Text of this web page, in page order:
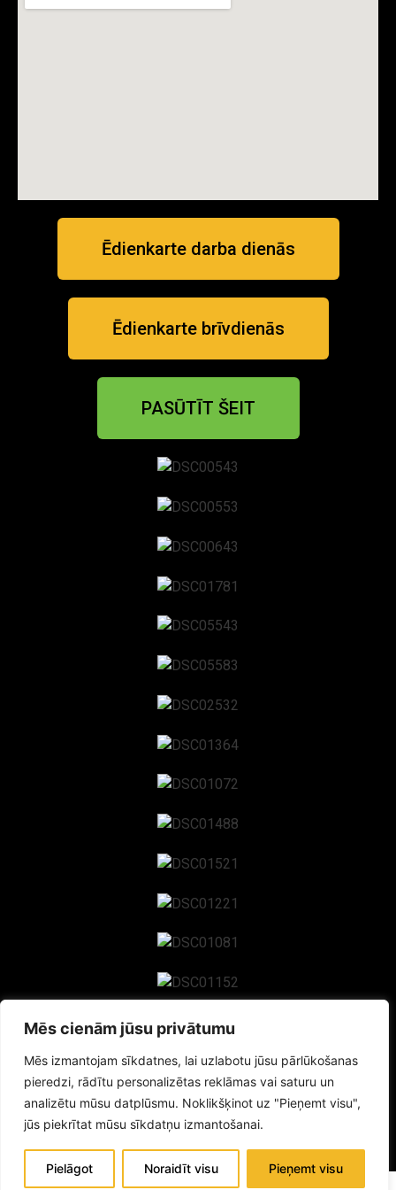
Mēs cienām jūsu privātumu
Mēs izmantojam sīkdatnes, lai uzlabotu jūsu pārlūkošanas
pieredzi, rādītu personalizētas reklāmas vai saturu un
analizētu mūsu datplūsmu. Noklikšķinot uz "Pieņemt visu",
jūs piekrītat mūsu sīkdatņu izmantošanai.
Pielāgot Noraidīt visu Pieņemt visu
Ēdienkarte darba dienās
Ēdienkarte brīvdienās
PASŪTĪT ŠEIT